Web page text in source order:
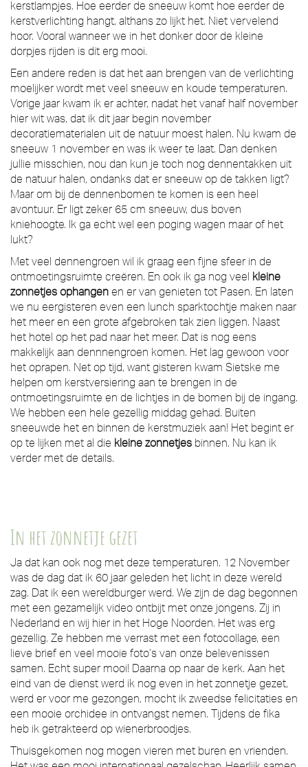
kerstlampjes. Hoe eerder de sneeuw komt hoe eerder de
kerstverlichting hangt, althans zo lijkt het. Niet vervelend
hoor. Vooral wanneer we in het donker door de kleine
dorpjes rijden is dit erg mooi.
Een andere reden is dat het aan brengen van de verlichting
moelijker wordt met veel sneeuw en koude temperaturen.
Vorige jaar kwam ik er achter, nadat het vanaf half november
hier wit was, dat ik dit jaar begin november
decoratiematerialen uit de natuur moest halen. Nu kwam de
sneeuw 1 november en was ik weer te laat. Dan denken
jullie misschien, nou dan kun je toch nog dennentakken uit
de natuur halen, ondanks dat er sneeuw op de takken ligt?
Maar om bij de dennenbomen te komen is een heel
avontuur. Er ligt zeker 65 cm sneeuw, dus boven
kniehoogte. Ik ga echt wel een poging wagen maar of het
lukt?
Met veel dennengroen wil ik graag een fijne sfeer in de
ontmoetingsruimte creëren. En ook ik ga nog veel kleine
zonnetjes ophangen en er van genieten tot Pasen. En laten
we nu eergisteren even een lunch sparktochtje maken naar
het meer en een grote afgebroken tak zien liggen. Naast
het hotel op het pad naar het meer. Dat is nog eens
makkelijk aan dennnengroen komen. Het lag gewoon voor
het oprapen. Net op tijd, want gisteren kwam Sietske me
helpen om kerstversiering aan te brengen in de
ontmoetingsruimte en de lichtjes in de bomen bij de ingang.
We hebben een hele gezellig middag gehad. Buiten
sneeuwde het en binnen de kerstmuziek aan! Het begint er
op te lijken met al die kleine zonnetjes binnen. Nu kan ik
verder met de details.
In het zonnetje gezet
Ja dat kan ook nog met deze temperaturen. 12 November
was de dag dat ik 60 jaar geleden het licht in deze wereld
zag. Dat ik een wereldburger werd. We zijn de dag begonnen
met een gezamelijk video ontbijt met onze jongens. Zij in
Nederland en wij hier in het Hoge Noorden. Het was erg
gezellig. Ze hebben me verrast met een fotocollage, een
lieve brief en veel mooie foto’s van onze belevenissen
samen. Echt super mooi! Daarna op naar de kerk. Aan het
eind van de dienst werd ik nog even in het zonnetje gezet,
werd er voor me gezongen, mocht ik zweedse felicitaties en
een mooie orchidee in ontvangst nemen. Tijdens de fika
heb ik getrakteerd op wienerbroodjes.
Thuisgekomen nog mogen vieren met buren en vrienden.